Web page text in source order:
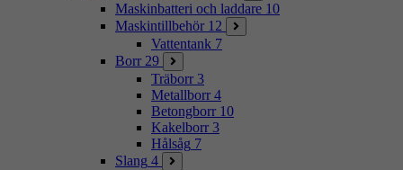
Maskinbatteri och laddare 10
Maskintillbehör 12
Vattentank 7
Borr 29
Träborr 3
Metallborr 4
Betongborr 10
Kakelborr 3
Hålsåg 7
Slang 4